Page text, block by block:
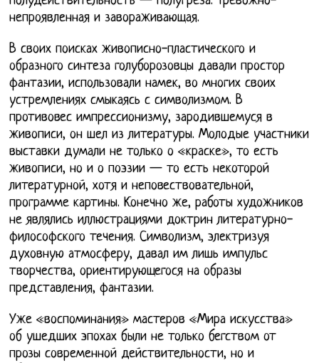
непроявленная и завораживающая.
В своих поисках живописно-пластического и
образного синтеза голуборозовцы давали простор
фантазии, использовали намек, во многих своих
устремлениях смыкаясь с символизмом. В
противовес импрессионизму, зародившемуся в
живописи, он шел из литературы. Молодые участники
выставки думали не только о «краске», то есть
живописи, но и о поэзии — то есть некоторой
литературной, хотя и неповествовательной,
программе картины. Конечно же, работы художников
не являлись иллюстрациями доктрин литературно-
философского течения. Символизм, электризуя
духовную атмосферу, давал им лишь импульс
творчества, ориентирующегося на образы
представления, фантазии.
Уже «воспоминания» мастеров «Мира искусства»
об ушедших эпохах были не только бегством от
прозы современной действительности, но и